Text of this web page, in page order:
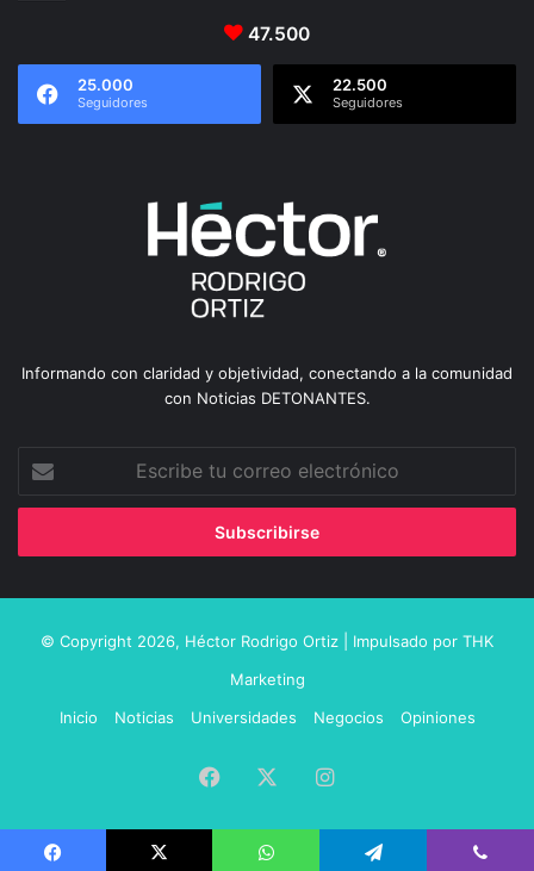
47.500
25.000
Seguidores
22.500
Seguidores
Informando con claridad y objetividad, conectando a la comunidad
con Noticias DETONANTES.
tu
correo
© Copyright 2026, Héctor Rodrigo Ortiz | Impulsado por THK
Marketing
Inicio
Noticias Universidades Negocios Opiniones
Facebook Instagram